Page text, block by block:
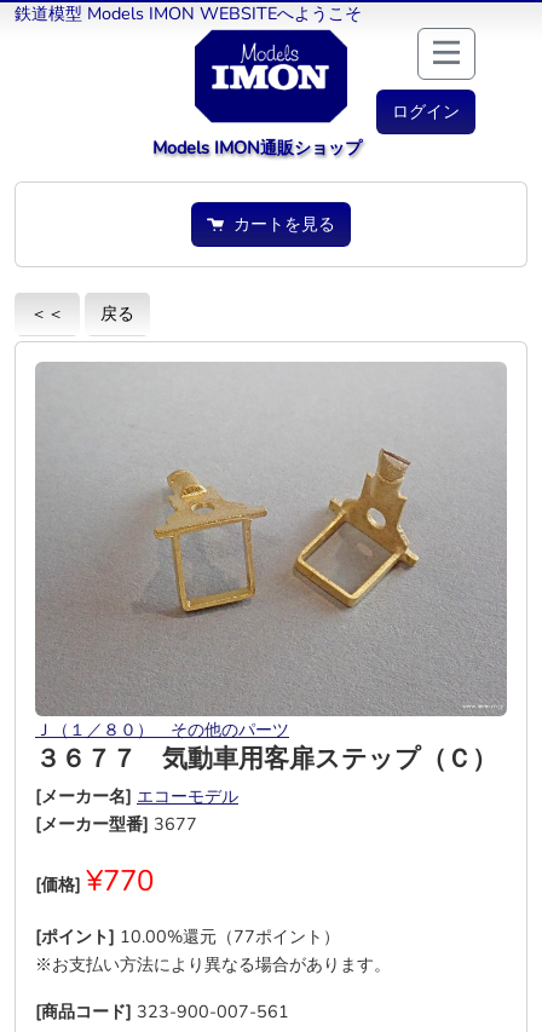
鉄道模型 Models IMON WEBSITEへようこそ
ログイン
Models IMON通販ショップ
カートを見る
＜＜ 戻る
Ｊ（１／８０） その他のパーツ
３６７７ 気動車用客扉ステップ（Ｃ）
[メーカー名] エコーモデル
[メーカー型番] 3677
[価格] ¥770
[ポイント] 10.00%還元（77ポイント）
※お支払い方法により異なる場合があります。
[商品コード] 323-900-007-561